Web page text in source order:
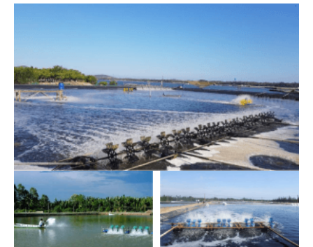
Góp ý dự thảo Thông tư quy định việc cập
nhật, truy cập,...
Xuất khẩu cá tra sang CPTPP: Mở rộng cơ
hội cho hàng giá trị...
Xuất khẩu cá ngừ Việt Nam sang Canada
tăng nhẹ, áp lực mới...